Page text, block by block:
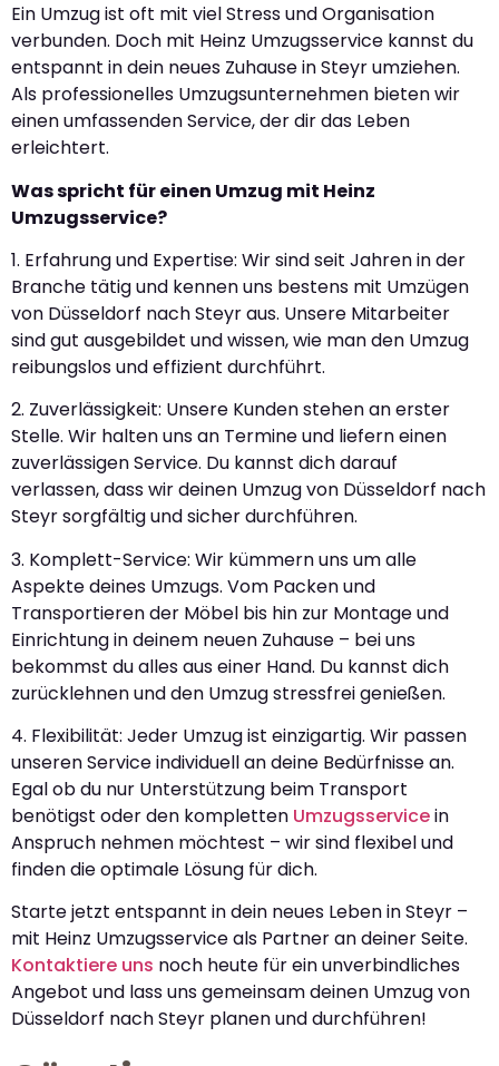
Ein Umzug ist oft mit viel Stress und Organisation
verbunden. Doch mit Heinz Umzugsservice kannst du
entspannt in dein neues Zuhause in Steyr umziehen.
Als professionelles Umzugsunternehmen bieten wir
einen umfassenden Service, der dir das Leben
erleichtert.
Was spricht für einen Umzug mit Heinz
Umzugsservice?
1. Erfahrung und Expertise: Wir sind seit Jahren in der
Branche tätig und kennen uns bestens mit Umzügen
von Düsseldorf nach Steyr aus. Unsere Mitarbeiter
sind gut ausgebildet und wissen, wie man den Umzug
reibungslos und effizient durchführt.
2. Zuverlässigkeit: Unsere Kunden stehen an erster
Stelle. Wir halten uns an Termine und liefern einen
zuverlässigen Service. Du kannst dich darauf
verlassen, dass wir deinen Umzug von Düsseldorf nach
Steyr sorgfältig und sicher durchführen.
3. Komplett-Service: Wir kümmern uns um alle
Aspekte deines Umzugs. Vom Packen und
Transportieren der Möbel bis hin zur Montage und
Einrichtung in deinem neuen Zuhause – bei uns
bekommst du alles aus einer Hand. Du kannst dich
zurücklehnen und den Umzug stressfrei genießen.
4. Flexibilität: Jeder Umzug ist einzigartig. Wir passen
unseren Service individuell an deine Bedürfnisse an.
Egal ob du nur Unterstützung beim Transport
benötigst oder den kompletten Umzugsservicein
Anspruch nehmen möchtest – wir sind flexibel und
finden die optimale Lösung für dich.
Starte jetzt entspannt in dein neues Leben in Steyr –
mit Heinz Umzugsservice als Partner an deiner Seite.
Kontaktiere uns noch heute für ein unverbindliches
Angebot und lass uns gemeinsam deinen Umzug von
Düsseldorf nach Steyr planen und durchführen!